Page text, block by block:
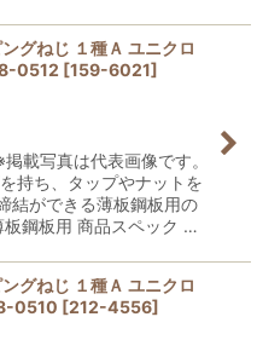
グねじ １種Ａ ユニクロ
0512 [159-6021]
載写真は代表画像です。
持ち、タップやナットを
結ができる薄板鋼板用の
板鋼板用 商品スペック …
グねじ １種Ａ ユニクロ
0510 [212-4556]